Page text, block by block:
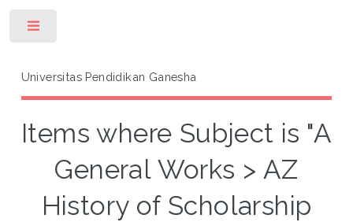
Universitas Pendidikan Ganesha
Items where Subject is "A
General Works > AZ
History of Scholarship